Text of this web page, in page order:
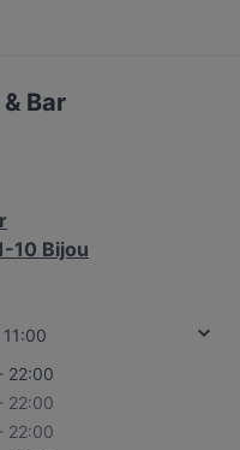
Bar
10 Bijou
11:00
22:00
22:00
22:00